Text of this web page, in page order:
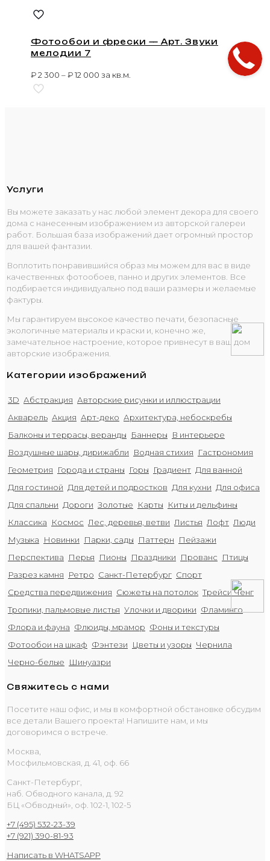
Фотообои и фрески — Арт. Звуки
мелодии 7
₽2 300 –₽12 000 за кв.м.
Услуги
Вы можете заказать у нас любой элемент декора для своего
дома с нанесенным изображением из авторской галереи
работ. Большая база изображений дает огромный простор
для вашей фантазии.
Воплотить понравившийся образ мы можем для вас в виде
качественных фотообоев, панно и других элементов. Все
подбирается индивидуально под ваши размеры и желаемые
фактуры.
Мы гарантируем высокое качество печати, безопасные
экологичные материалы и краски и, конечно же,
замечательное настроение, которое привнесут в ваш дом
авторские изображения.
Категории изображений
3D Абстракция Авторские рисунки и иллюстрации
Акварель Акция Арт-деко Архитектура, небоскребы
Балконы и террасы, веранды
Баннеры
В интерьере
Воздушные шары, дирижабли
Водная стихия
Гастрономия
Геометрия
Города и страны Горы Градиент Для ванной
Для гостиной Для детей и подростков Для кухни Для офиса
Для спальни Дороги Золотые Карты
Киты и дельфины
Классика
Космос Лес, деревья, ветви Листья Лофт Люди
Музыка
Новинки Парки, сады Паттерн
Пейзажи
Перспектива
Перья Пионы Праздники Прованс
Птицы
Разрез камня
Ретро Санкт-Петербург Спорт
Средства передвижения Сюжеты на потолок Трейси Ченг
Тропики, пальмовые листья Улочки и дворики Фламинго
Флора и фауна Флюиды, мрамор Фоны и текстуры
Фотообои на шкаф Фэнтези Цветы и узоры Чернила
Черно-белые
Шинуазри
Свяжитесь с нами
Посетите наш офис, и мы в комфортной обстановке обсудим
все детали Вашего проекта! Напишите нам, и мы
договоримся о встрече.
Москва,
Мосфильмовская, д. 41, оф. 66
Санкт-Петербург,
наб. Обводного канала, д. 92
БЦ «Обводный», оф. 102-1, 102-5
+7 (495) 532-23-39
+7 (921) 390-81-93
Написать в WHATSAPP